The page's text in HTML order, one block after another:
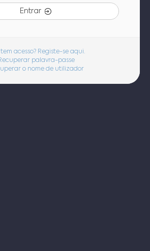
Entrar
tem acesso? Registe-se aqui.
palavra-passe
o nome de utilizador